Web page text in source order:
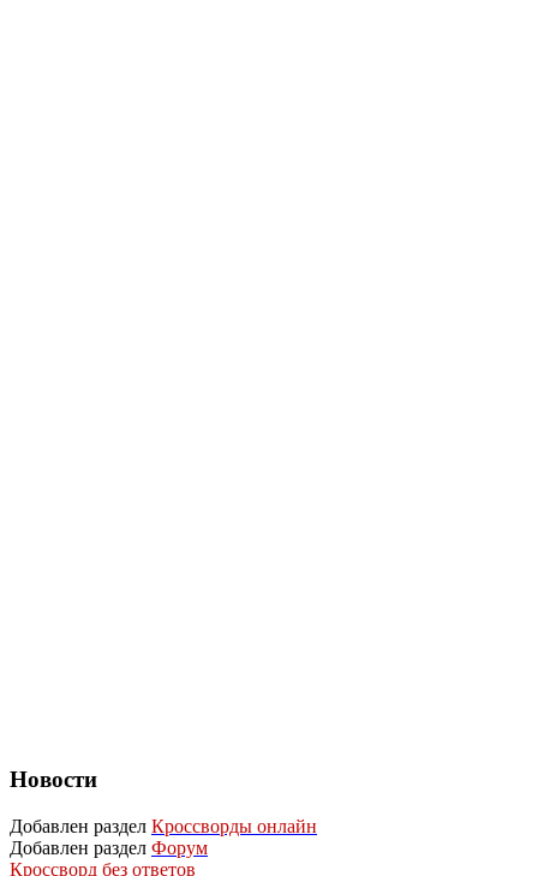
Новости
Добавлен раздел Кроссворды онлайн
Добавлен раздел Форум
Кроссворд без ответов